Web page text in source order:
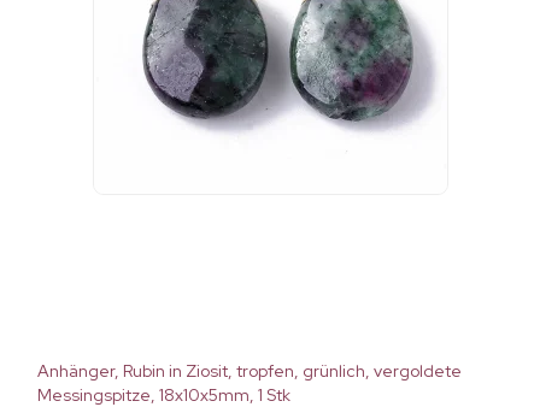
Anhänger, Rubin in Ziosit, tropfen, grünlich, vergoldete
Messingspitze, 18x10x5mm, 1 Stk